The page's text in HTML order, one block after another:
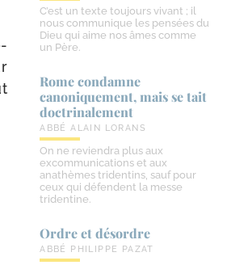
C’est un texte toujours vivant ; il
nous communique les pensées du
Dieu qui aime nos âmes comme
un Père.
Rome condamne
canoniquement, mais se tait
doctrinalement
ABBÉ ALAIN LORANS
On ne reviendra plus aux
excommunications et aux
anathèmes tridentins, sauf pour
ceux qui défendent la messe
tridentine.
Ordre et désordre
ABBÉ PHILIPPE PAZAT